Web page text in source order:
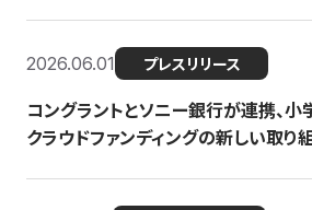
2026.06.01 プレスリリース
コングラントとソニー銀行が連携、
クラウドファンディングの新しい取り